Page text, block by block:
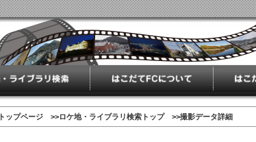
トップページ >>ロケ地・ライブラリ検索トップ>>撮影データ詳細